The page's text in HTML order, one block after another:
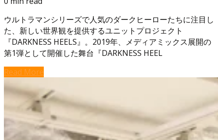
ウルトラマンシリーズで人気のダークヒーローたちに注目し
た、新しい世界観を提供するユニットプロジェクト
『DARKNESS HEELS』。2019年、メディアミックス展開の
第1弾として開催した舞台『DARKNESS HEEL
Read More